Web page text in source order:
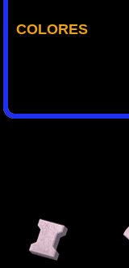
COLORES